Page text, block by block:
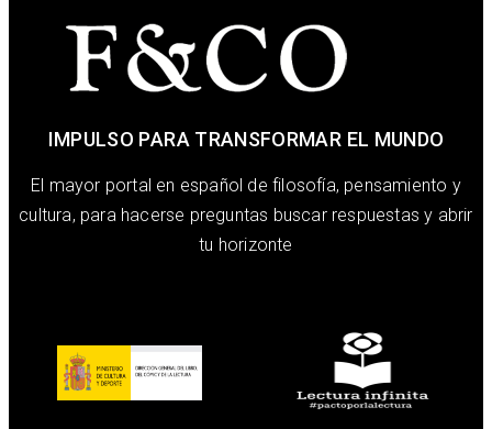
IMPULSO PARA TRANSFORMAR EL MUNDO
El mayor portal en español de filosofía, pensamiento y
cultura, para hacerse preguntas buscar respuestas y abrir
tu horizonte